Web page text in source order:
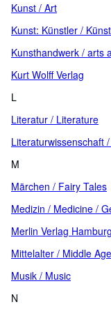
Kunst / Art
Kunst: Künstler /
Kunsthandwerk / arts
Kurt Wolff Verlag
L
Literatur / Literature
Literaturwissenschaft
M
Märchen / Fairy Tales
Medizin / Medicine /
Merlin Verlag
Mittelalter / Middle Age
Musik / Music
N